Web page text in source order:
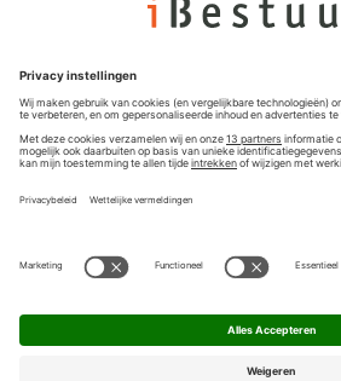
Privacyinstellingen